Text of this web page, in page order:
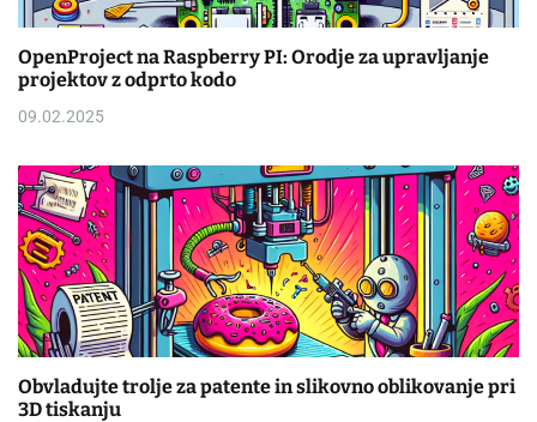
OpenProject na Raspberry PI: Orodje za upravljanje
projektov z odprto kodo
09.02.2025
Obvladujte trolje za patente in slikovno oblikovanje pri
3D tiskanju